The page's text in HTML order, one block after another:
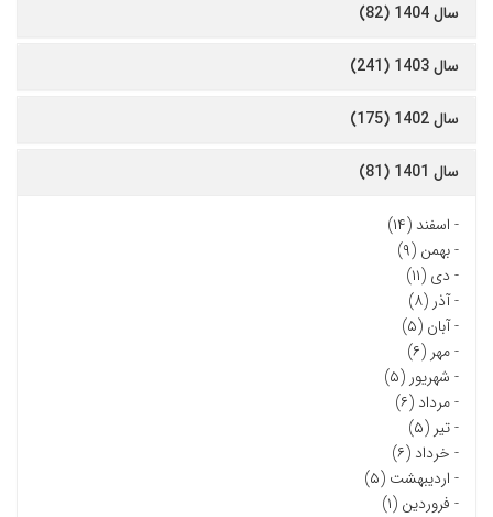
سال 1404 (82)
سال 1403 (241)
سال 1402 (175)
سال 1401 (81)
- اسفند (۱۴)
-بهمن (۹)
- دی (۱۱)
-آذر (۸)
-آبان (۵)
-مهر (۶)
- شهریور (۵)
-مرداد (۶)
-تیر (۵)
- خرداد (۶)
- اردیبهشت (۵)
- فروردین (۱)